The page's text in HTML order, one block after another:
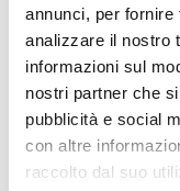
annunci, per
analizzare il nostro
informazioni sul
nostri partner che
pubblicità e social
con altre
raccolto dal suo
Ecco una
caratteristiche
Groupper il
calcetto:
1.